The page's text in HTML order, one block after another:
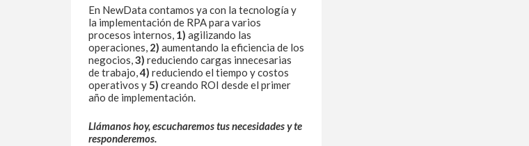
En NewData contamos ya con la tecnología y
la implementación de RPA para varios
procesos internos, 1) agilizando las
operaciones, 2) aumentando la eficiencia de los
negocios,3) reduciendo cargas innecesarias
de trabajo,4) reduciendo el tiempo y costos
operativos y5) creando ROI desde el primer
año de implementación.
Llámanos hoy, escucharemos tus necesidades y te
responderemos.